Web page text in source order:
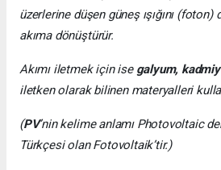
üzerlerine düşen güneş ışığını
akıma dönüştürür.
Akımı iletmek için ise galyum,
iletken olarak bilinen materyalleri
(PV’nin kelime anlamı Photovoltaic
Türkçesi olan Fotovoltaik’tir.)